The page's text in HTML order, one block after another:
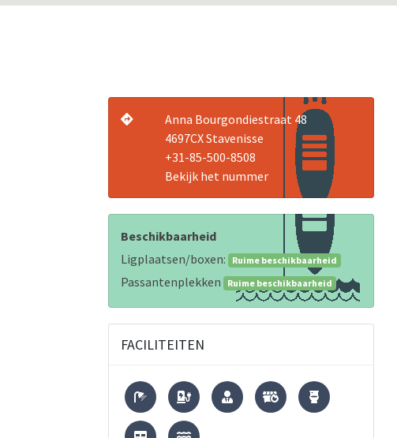
Anna Bourgondiestraat 48
4697CX Stavenisse
+31-85-500-8508
Bekijk het nummer
Beschikbaarheid
Ligplaatsen/boxen:
Ruime beschikbaarheid
Passantenplekken Ruime beschikbaarheid
FACILITEITEN